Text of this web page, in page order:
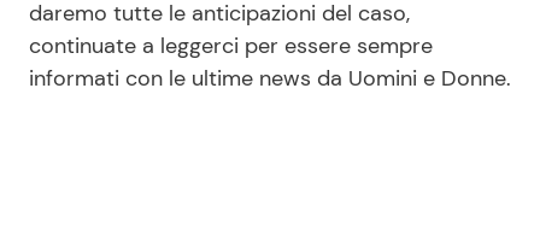
daremo tutte le anticipazioni del caso,
continuate a leggerci per essere sempre
informati con le ultime news da Uomini e Donne.